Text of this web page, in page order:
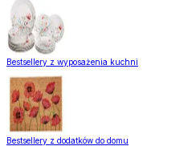
Bestsellery z wyposażenia kuchni
Bestsellery z dodatków do domu